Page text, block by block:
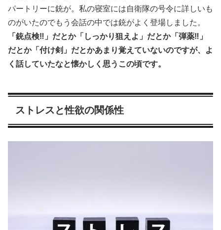
パートリーに銃が。私の寝室には自衛隊の号令に詳しいも
のがいたのでもう会話の中では銃がよく登場しました。
「銃点検‼︎」だとか「しっかり狙えよ」だとか「弾薬‼︎」
だとか「付け剣」だとかあまり覚えていないのですが、よ
く話していたなと懐かしく思うこの頃です。
ストレスと性欲の関係性